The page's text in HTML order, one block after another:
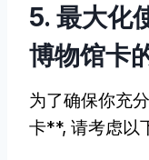
5. 最大化
博物馆卡
为了确保你充
卡**, 请考虑以